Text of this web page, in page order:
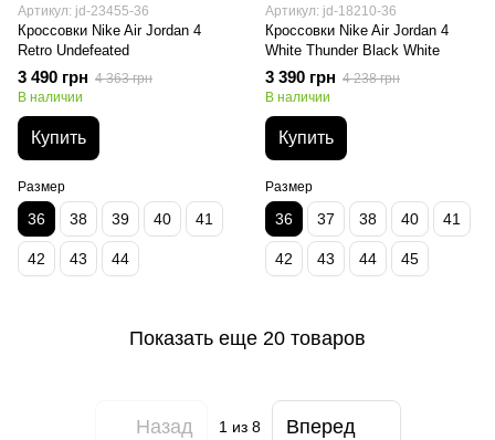
Артикул: jd-23455-36
Кроссовки Nike Air Jordan 4
Retro Undefeated
3 490 грн 4 363 грн
В наличии
Купить
Размер
36 38 39 40 41
42 43 44
Артикул: jd-18210-36
Кроссовки Nike Air Jordan 4
White Thunder Black White
3 390 грн 4 238 грн
В наличии
Купить
Размер
36 37 38 40 41
42 43 44 45
Показать еще 20 товаров
Назад 1 из 8 Вперед